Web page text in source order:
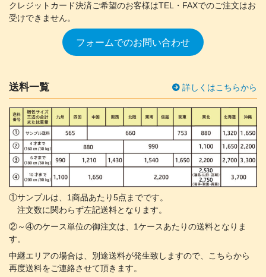
クレジットカード決済ご希望のお客様はTEL・FAXでのご注文はお
受けできません。
フォームでのお問い合わせ
送料一覧 詳しくはこちらから
①サンプルは、1商品あたり5点までです。
注文数に関わらず左記送料となります。
②～④のケース単位の御注文は、1ケースあたりの送料となりま
す。
中継エリアの場合は、別途送料が発生致しますので、こちらから
再度送料をご連絡させて頂きます。